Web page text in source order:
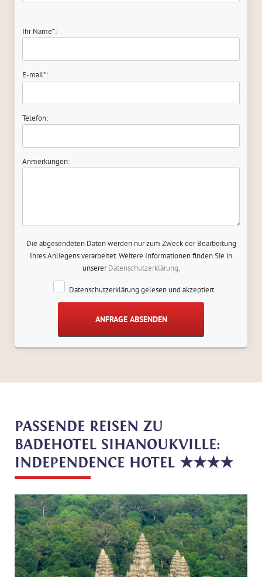
Ihr Name*:
E-mail*:
Telefon:
Anmerkungen:
Die abgesendeten Daten werden nur zum Zweck der Bearbeitung
Ihres Anliegens verarbeitet. Weitere Informationen finden Sie in
unsererDatenschutzerklärung.
Datenschutzerklärung gelesen und akzeptiert.
PASSENDE REISEN ZU
BADEHOTEL SIHANOUKVILLE:
INDEPENDENCE HOTEL ★★★★